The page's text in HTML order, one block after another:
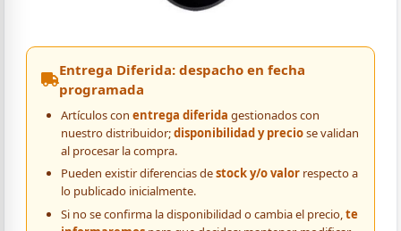
Entrega Diferida: despacho en fecha
programada
Artículos con entrega diferida gestionados con
nuestro distribuidor;disponibilidad y preciose validan
al procesar la compra.
Pueden existir diferencias destock y/o valorrespecto a
lo publicado inicialmente.
Si no se confirma la disponibilidad o cambia el precio,te